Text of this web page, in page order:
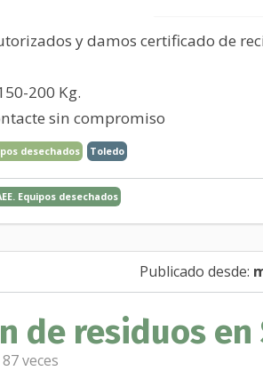
y damos certificado de
200 Kg.
sin compromiso
desechados Toledo
Equipos desechados
Publicado desde:
de residuos en
veces